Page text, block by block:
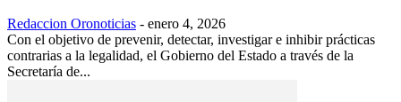
Redaccion Oronoticias - enero 4, 2026
Con el objetivo de prevenir, detectar, investigar e inhibir prácticas
contrarias a la legalidad, el Gobierno del Estado a través de la
Secretaría de...